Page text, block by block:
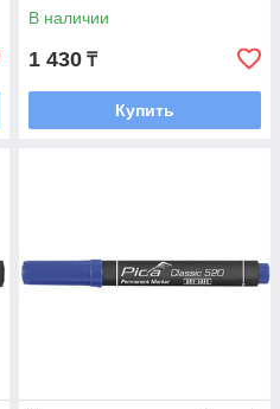
В наличии
1 430 ₸
Купить